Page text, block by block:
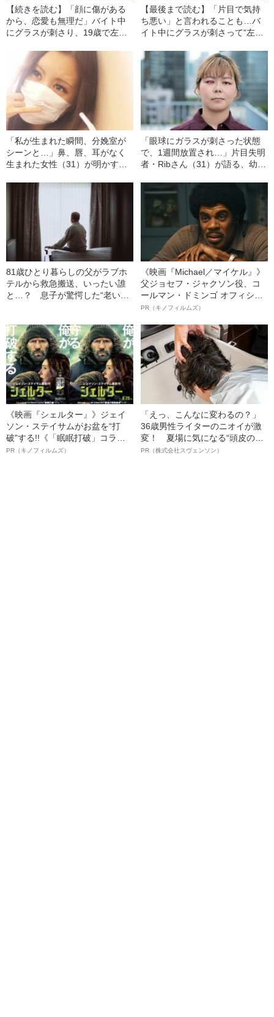
【続きを読む】「顔に傷がある
から、恋愛も無理だ」バイト中
にグラスが刺さり、19歳で左目
海外を旅するようになったワケ
【最後まで読む】「片目で気持
ち悪い」と言われることも…バ
イト中にグラスが刺さって“左目
傷に思うこと
「私が生まれた瞬間、分娩室が
シーンと…」鼻、唇、耳がなく
生まれた女性（31）が明かす、
「眼球にガラスが刺さった状態
で、1週間放置され…」片目失明
者・Ribさん（31）が語る、幼少
81歳ひとり暮らしの父がラブホ
テルから救急搬送、いったい誰
と…？ 息子が驚愕した“老いた
《映画『Michael／マイケル』》
父ジョセフ・ジャクソン役、コ
ールマン・ドミンゴ オフィシャ
ルインタビュー“観客を魅了した
語る”《日本興収70億円突破》
PR（キノフィルムズ）
《映画『シェルター』》ジェイ
ソン・ステイサムがお盆を“打
破”する!!《「眠眠打破」コラ
ボ》
PR（キノフィルムズ）
「えっ、こんなに変わるの？」
36歳男性ライターのニオイが激
変！ 夏場に気になる“頭皮のニ
オイ”や“ベタつき”を解消す
PR（株式会社スヴェンソン）